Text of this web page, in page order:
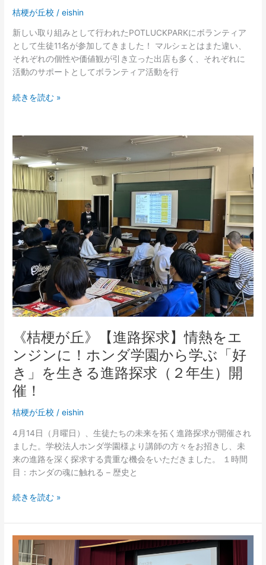
桔梗が丘校 /eishin
新しい取り組みとして行われたPOTLUCKPARKにボランティア
として生徒11名が参加してきました！ マルシェとはまた違い、
それぞれの個性や価値観が引き立った出店も多く、それぞれに
活動のサポートとしてボランティア活動を行
続きを読む »
《桔梗が丘》【進路探求】情熱をエ
ンジンに！ホンダ学園から学ぶ「好
き」を生きる進路探求（２年生）開
催！
桔梗が丘校 /eishin
4月14日（月曜日）、生徒たちの未来を拓く進路探求が開催され
ました。学校法人ホンダ学園様より講師の方々をお招きし、未
来の進路を深く探求する貴重な機会をいただきました。 １時間
目：ホンダの魂に触れる – 歴史と
梗
が
丘》
【進
路
探
求】
情
熱
を
エ
ン
ジ
に！
ホ
ン
ダ
学
か
ら
学
ぶ
「好
を
る
進
路
続きを読む »
《桔
梗